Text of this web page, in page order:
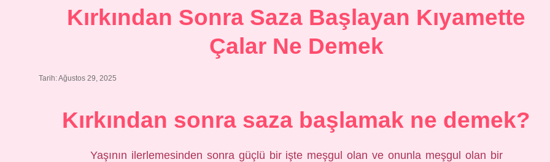
Kırkından Sonra Saza Başlayan Kıyamette
Çalar Ne Demek
Tarih: Ağustos 29, 2025
Kırkından sonra saza başlamak ne demek?
Yaşının ilerlemesinden sonra güçlü bir işte meşgul olan ve onunla meşgul olan bir